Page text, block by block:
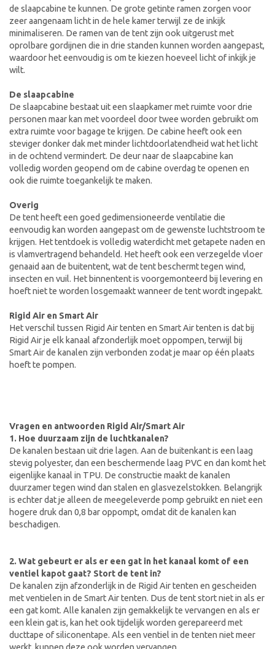
de slaapcabine te kunnen. De grote getinte ramen zorgen voor
zeer aangenaam licht in de hele kamer terwijl ze de inkijk
minimaliseren. De ramen van de tent zijn ook uitgerust met
oprolbare gordijnen die in drie standen kunnen worden aangepast,
waardoor het eenvoudig is om te kiezen hoeveel licht of inkijk je
wilt.
De slaapcabine
De slaapcabine bestaat uit een slaapkamer met ruimte voor drie
personen maar kan met voordeel door twee worden gebruikt om
extra ruimte voor bagage te krijgen. De cabine heeft ook een
steviger donker dak met minder lichtdoorlatendheid wat het licht
in de ochtend vermindert. De deur naar de slaapcabine kan
volledig worden geopend om de cabine overdag te openen en
ook die ruimte toegankelijk te maken.
Overig
De tent heeft een goed gedimensioneerde ventilatie die
eenvoudig kan worden aangepast om de gewenste luchtstroom te
krijgen. Het tentdoek is volledig waterdicht met getapete naden en
is vlamvertragend behandeld. Het heeft ook een verzegelde vloer
genaaid aan de buitentent, wat de tent beschermt tegen wind,
insecten en vuil. Het binnentent is voorgemonteerd bij levering en
hoeft niet te worden losgemaakt wanneer de tent wordt ingepakt.
Rigid Air en Smart Air
Het verschil tussen Rigid Air tenten en Smart Air tenten is dat bij
Rigid Air je elk kanaal afzonderlijk moet oppompen, terwijl bij
Smart Air de kanalen zijn verbonden zodat je maar op één plaats
hoeft te pompen.
Vragen en antwoorden Rigid Air/Smart Air
1. Hoe duurzaam zijn de luchtkanalen?
De kanalen bestaan uit drie lagen. Aan de buitenkant is een laag
stevig polyester, dan een beschermende laag PVC en dan komt het
eigenlijke kanaal in TPU. De constructie maakt de kanalen
duurzamer tegen wind dan stalen en glasvezelstokken. Belangrijk
is echter dat je alleen de meegeleverde pomp gebruikt en niet een
hogere druk dan 0,8 bar oppompt, omdat dit de kanalen kan
beschadigen.
2. Wat gebeurt er als er een gat in het kanaal komt of een
ventiel kapot gaat? Stort de tent in?
De kanalen zijn afzonderlijk in de Rigid Air tenten en gescheiden
met ventielen in de Smart Air tenten. Dus de tent stort niet in als er
een gat komt. Alle kanalen zijn gemakkelijk te vervangen en als er
een klein gat is, kan het ook tijdelijk worden gerepareerd met
ducttape of siliconentape. Als een ventiel in de tenten niet meer